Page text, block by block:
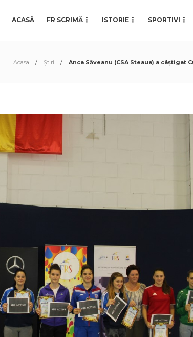
ACASĂ FR SCRIMĂ ISTORIE SPORTIVI
Acasa Știri Anca Săveanu (CSA Steaua) a